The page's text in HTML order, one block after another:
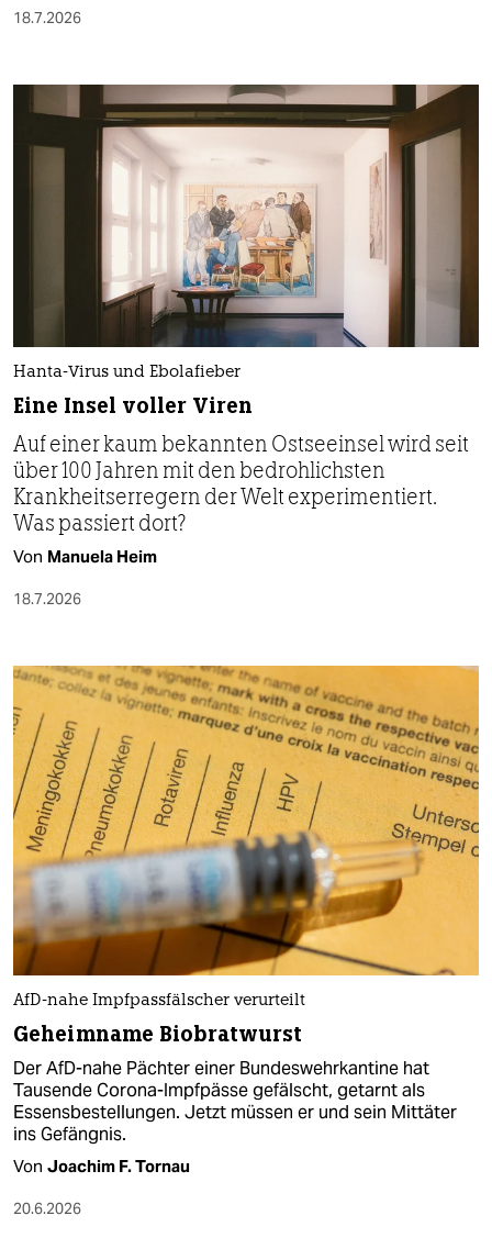
18.7.2026
Hanta-Virus und Ebolafieber
Eine Insel voller Viren
Auf einer kaum bekannten Ostseeinsel wird seit
über 100 Jahren mit den bedrohlichsten
Krankheitserregern der Welt experimentiert.
Was passiert dort?
Von Manuela Heim
18.7.2026
AfD-nahe Impfpassfälscher verurteilt
Geheimname Biobratwurst
Der AfD-nahe Pächter einer Bundeswehrkantine hat
Tausende Corona-Impfpässe gefälscht, getarnt als
Essensbestellungen. Jetzt müssen er und sein Mittäter
ins Gefängnis.
Von Joachim F. Tornau
20.6.2026